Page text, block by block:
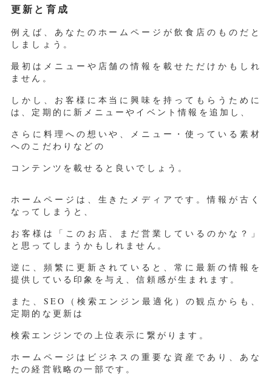
更新と育成
例えば、あなたのホームページが飲食店のものだと
しましょう。
最初はメニューや店舗の情報を載せただけかもしれ
ません。
しかし、お客様に本当に興味を持ってもらうために
は、定期的に新メニューやイベント情報を追加し、
さらに料理への想いや、メニュー・使っている素材
へのこだわりなどの
コンテンツを載せると良いでしょう。
ホームページは、生きたメディアです。情報が古く
なってしまうと、
お客様は「このお店、まだ営業しているのかな？」
と思ってしまうかもしれません。
逆に、頻繁に更新されていると、常に最新の情報を
提供している印象を与え、信頼感が生まれます。
また、SEO（検索エンジン最適化）の観点からも、
定期的な更新は
検索エンジンでの上位表示に繋がります。
ホームページはビジネスの重要な資産であり、あな
たの経営戦略の一部です。